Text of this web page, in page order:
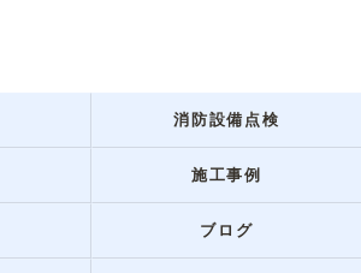
消防設備点検
施工事例
ブログ